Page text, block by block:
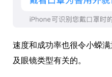
速度和成功率也很令小蝾
及眼镜类型有关的。